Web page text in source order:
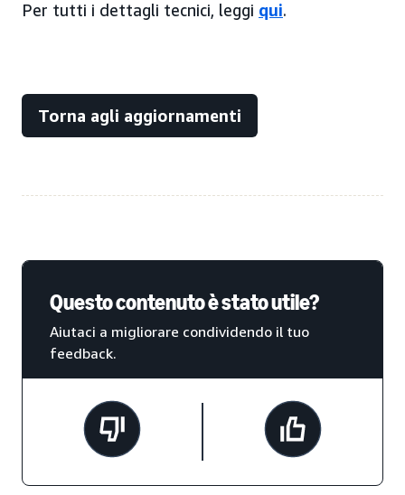
Per tutti i dettagli tecnici, leggi qui.
Torna agli aggiornamenti
Questo contenuto è stato utile?
Aiutaci a migliorare condividendo il tuo
feedback.